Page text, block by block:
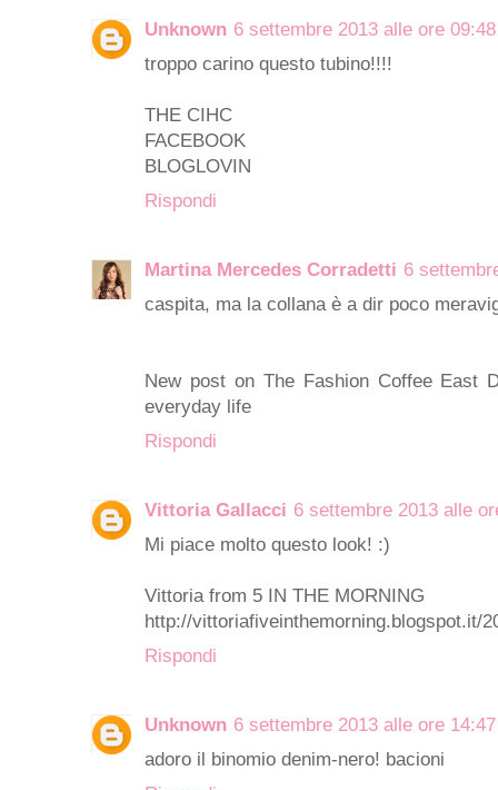
Unknown 6 settembre 2013 alle ore 09:48
troppo carino questo tubino!!!!
THE CIHC
FACEBOOK
BLOGLOVIN
Rispondi
Martina Mercedes Corradetti 6
caspita, ma la collana è a dir poco
New post on The Fashion Coffee East
everyday life
Rispondi
Vittoria Gallacci 6 settembre 2013 alle
Mi piace molto questo look! :)
Vittoria from 5 IN THE MORNING
http://vittoriafiveinthemorning.blogspot.it/
Rispondi
Unknown 6 settembre 2013 alle ore 14:47
adoro il binomio denim-nero! bacioni